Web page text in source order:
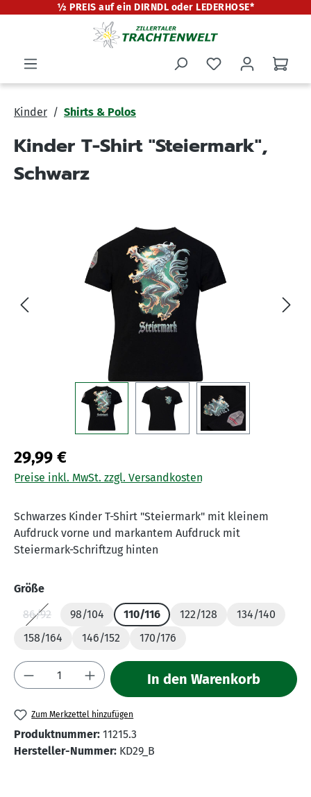
springen
½ PREIS auf ein DIRNDL oder LEDERHOSE*
Kinder Shirts & Polos
Kinder T-Shirt "Steiermark",
Schwarz
Bildergalerie überspringen
29,99 €
Preise inkl. MwSt. zzgl. Versandkosten
Schwarzes Kinder T-Shirt "Steiermark" mit kleinem
Aufdruck vorne und markantem Aufdruck mit
Steiermark-Schriftzug hinten
Größeauswählen
86/92
(Diese Option ist zurzeit nicht verfügbar.)
98/104 110/116 122/128
134/140
158/164
146/152 170/176
Produkt Anzahl: Gib den gewünschten
In den Warenkorb
Zum Merkzettel hinzufügen
Produktnummer: 11215.3
Hersteller-Nummer: KD29_B